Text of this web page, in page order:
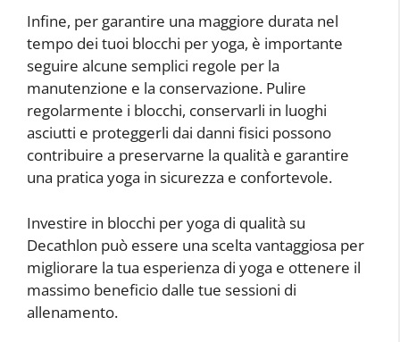
Infine, per garantire una maggiore durata nel
tempo dei tuoi blocchi per yoga, è importante
seguire alcune semplici regole per la
manutenzione e la conservazione. Pulire
regolarmente i blocchi, conservarli in luoghi
asciutti e proteggerli dai danni fisici possono
contribuire a preservarne la qualità e garantire
una pratica yoga in sicurezza e confortevole.
Investire in blocchi per yoga di qualità su
Decathlon può essere una scelta vantaggiosa per
migliorare la tua esperienza di yoga e ottenere il
massimo beneficio dalle tue sessioni di
allenamento.